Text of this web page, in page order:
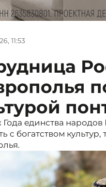
11:53
Года единства
с богатством